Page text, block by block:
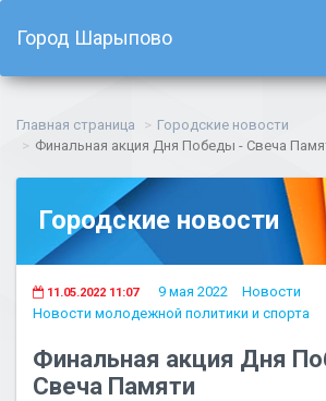
Город Шарыпово
Главная страница
Городские новости
Финальная акция Дня Победы - Свеча
Городские новости
11.05.2022 11:07 9 мая 2022
Новости
Новости молодежной политики и спорта
Финальная акция Дня
Свеча Памяти